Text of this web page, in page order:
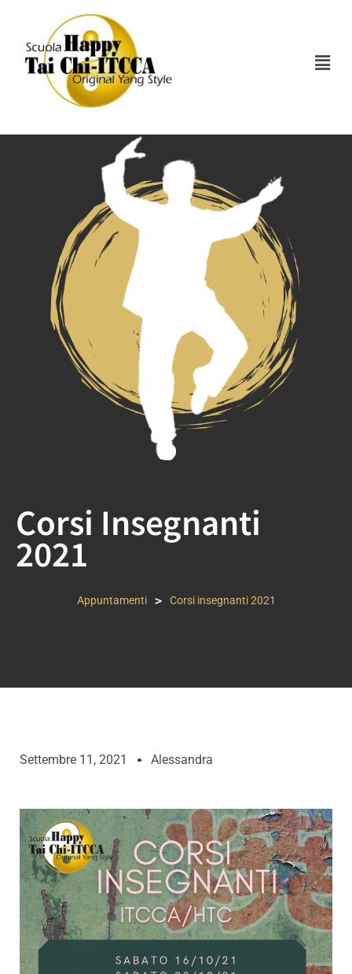
Corsi Insegnanti
2021
Appuntamenti > Corsi insegnanti 2021
Settembre 11, 2021 Alessandra